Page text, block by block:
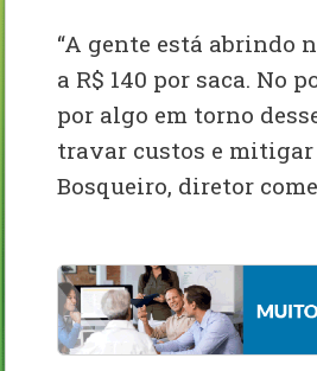
“A gente está abrindo
a R$ 140 por saca. No
por algo em torno
travar custos e mitigar
Bosqueiro, diretor